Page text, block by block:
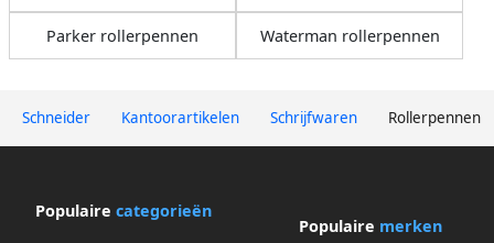
Schneider Kantoorartikelen Schrijfwaren Rollerpennen
Parker rollerpennen Waterman rollerpennen
Populaire categorieën
Populaire merken